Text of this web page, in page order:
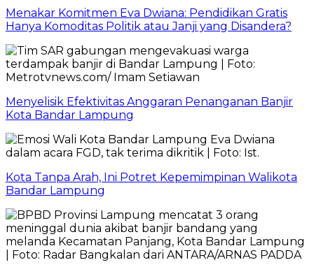
Menakar Komitmen Eva Dwiana: Pendidikan Gratis
Hanya Komoditas Politik atau Janji yang Disandera?
Menyelisik Efektivitas Anggaran Penanganan Banjir
Kota Bandar Lampung
Kota Tanpa Arah, Ini Potret Kepemimpinan Walikota
Bandar Lampung